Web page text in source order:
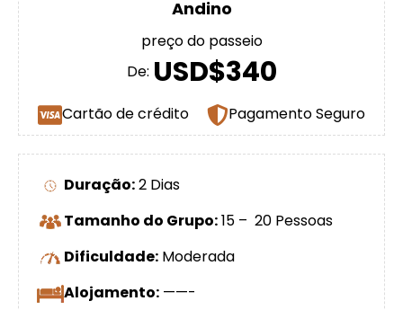
Andino
preço do passeio
De: USD$340
Cartão de crédito Pagamento Seguro
Duração:2 Dias
Tamanho do Grupo:15 – 20 Pessoas
Dificuldade: Moderada
Alojamento: ——-